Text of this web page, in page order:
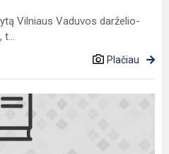
Vilniaus Vaduvos darželio-
t...
Plačiau